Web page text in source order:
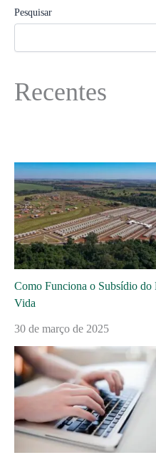
Pesquisar
Recentes
Como Funciona o Subsídio do
Vida
30 de março de 2025